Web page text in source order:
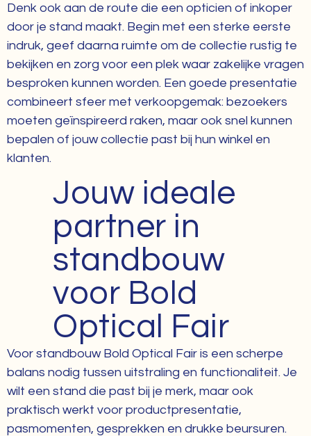
Denk ook aan de route die een opticien of inkoper
door je stand maakt. Begin met een sterke eerste
indruk, geef daarna ruimte om de collectie rustig te
bekijken en zorg voor een plek waar zakelijke vragen
besproken kunnen worden. Een goede presentatie
combineert sfeer met verkoopgemak: bezoekers
moeten geïnspireerd raken, maar ook snel kunnen
bepalen of jouw collectie past bij hun winkel en
klanten.
Jouw ideale
partner in
standbouw
voor Bold
Optical Fair
Voor standbouw Bold Optical Fair is een scherpe
balans nodig tussen uitstraling en functionaliteit. Je
wilt een stand die past bij je merk, maar ook
praktisch werkt voor productpresentatie,
pasmomenten, gesprekken en drukke beursuren.